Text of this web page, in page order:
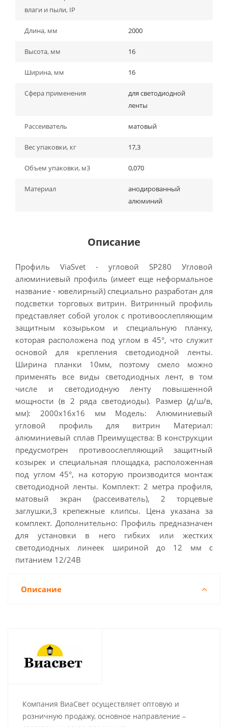
влаги и пыли, IP
Длина, мм 2000
Высота, мм 16
Ширина, мм 16
Сфера применения
для светодиодной
ленты
Рассеиватель матовый
Вес упаковки, кг 17,3
Объем упаковки, м3 0,070
Материал
анодированный
алюминий
Описание
Профиль ViaSvet - угловой SP280 Угловой
алюминиевый профиль (имеет еще неформальное
название - ювелирный) специально разработан для
подсветки торговых витрин. Витринный профиль
представляет собой уголок с противоослепляющим
защитным козырьком и специальную планку,
которая расположена под углом в 45°, что служит
основой для крепления светодиодной ленты.
Ширина планки 10мм, поэтому смело можно
применять все виды светодиодных лент, в том
числе и светодиодную ленту повышенной
мощности (в 2 ряда светодиоды). Размер (д/ш/в,
мм): 2000х16х16 мм Модель: Алюминиевый
угловой профиль для витрин Материал:
алюминиевый сплав Преимущества: В конструкции
предусмотрен противоослепляющий защитный
козырек и специальная площадка, расположенная
под углом 45°, на которую производится монтаж
светодиодной ленты. Комплект: 2 метра профиля,
матовый экран (рассеиватель), 2 торцевые
заглушки,3 крепежные клипсы. Цена указана за
комплект. Дополнительно: Профиль предназначен
для установки в него гибких или жестких
светодиодных линеек шириной до 12 мм с
питанием 12/24В
Описание
Компания ВиаСвет осуществляет оптовую и
розничную продажу, основное направление –